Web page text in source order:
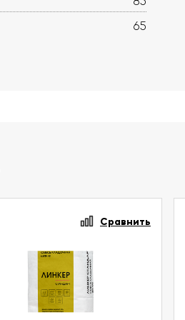
65
Сравнить